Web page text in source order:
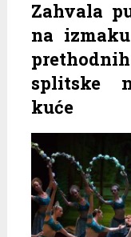
Zahvala
na
splitske
kuće